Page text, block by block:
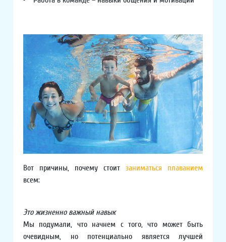
Вот причины, почему стоит заниматься плаванием
всем:
Это жизненно важный навык
Мы подумали, что начнем с того, что может быть
очевидным, но потенциально является лучшей